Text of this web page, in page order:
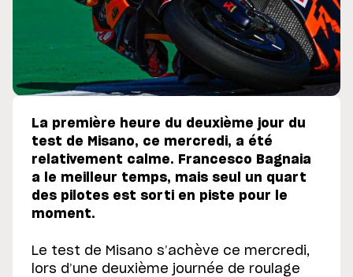
La première heure du deuxième jour du
test de Misano, ce mercredi, a été
relativement calme. Francesco Bagnaia
a le meilleur temps, mais seul un quart
des pilotes est sorti en piste pour le
moment.
Le test de Misano s’achève ce mercredi,
lors d’une deuxième journée de roulage